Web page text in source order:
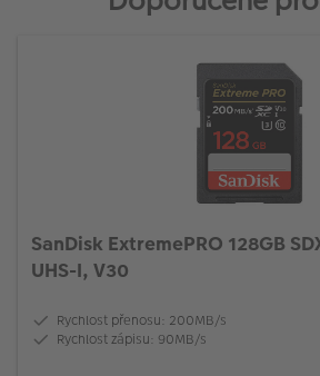
SanDisk ExtremePRO 128GB
UHS-I, V30
Rychlost přenosu: 200MB/s
Rychlost zápisu: 90MB/s